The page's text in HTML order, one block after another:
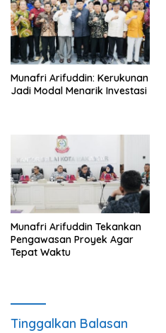
Munafri Arifuddin: Kerukunan
Jadi Modal Menarik Investasi
Munafri Arifuddin Tekankan
Pengawasan Proyek Agar
Tepat Waktu
Tinggalkan Balasan